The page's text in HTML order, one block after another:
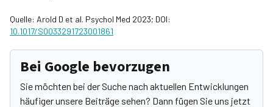
Quelle: Arold D et al. Psychol Med 2023; DOI:
10.1017/S0033291723001861
Bei Google bevorzugen
Sie möchten bei der Suche nach aktuellen Entwicklungen
häufiger unsere Beiträge sehen? Dann fügen Sie uns jetzt